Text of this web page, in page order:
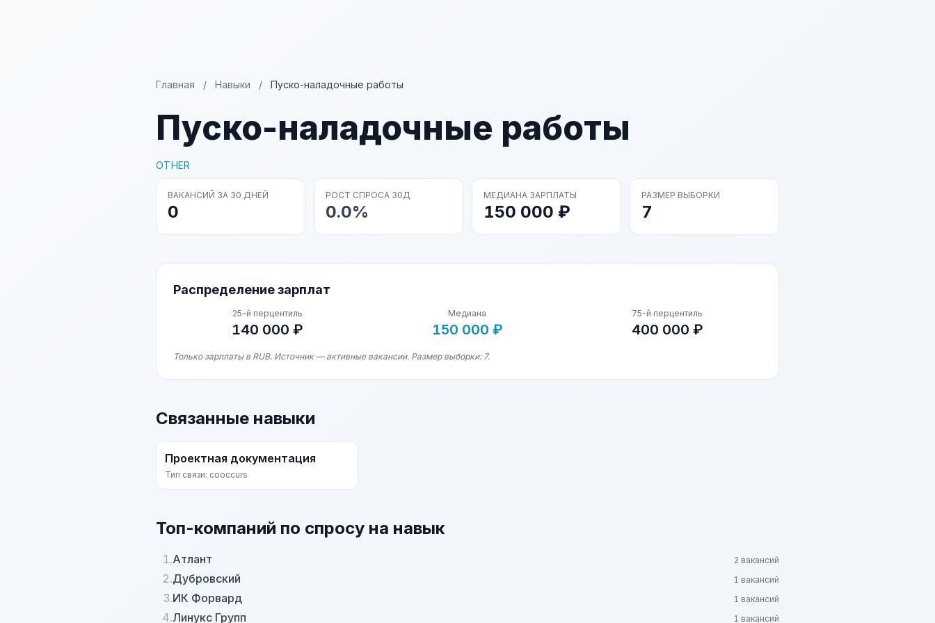
Главная / Навыки / Пуско-наладочные работы
Пуско-наладочные работы
OTHER
ВАКАНСИЙ ЗА 30 ДНЕЙ
0
РОСТ СПРОСА 30Д
0.0%
МЕДИАНА ЗАРПЛАТЫ
150 000 ₽
РАЗМЕР ВЫБОРКИ
7
Распределение зарплат
25-й перцентиль
140 000 ₽
Медиана
150 000 ₽
75-й перцентиль
400 000 ₽
Только зарплаты в RUB. Источник — активные вакансии. Размер выборки: 7.
Связанные навыки
Проектная документация
Тип связи: cooccurs
Топ-компаний по спросу на навык
1.Атлант 2 вакансий
2.Дубровский 1 вакансий
3.ИК Форвард 1 вакансий
4.Линукс Групп 1 вакансий